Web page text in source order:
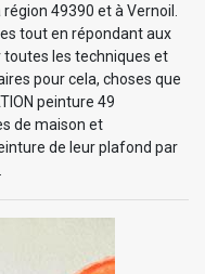
49390 et à Vernoil.
tout en répondant aux
les techniques et
pour cela, choses que
peinture 49
de maison et
de leur plafond par